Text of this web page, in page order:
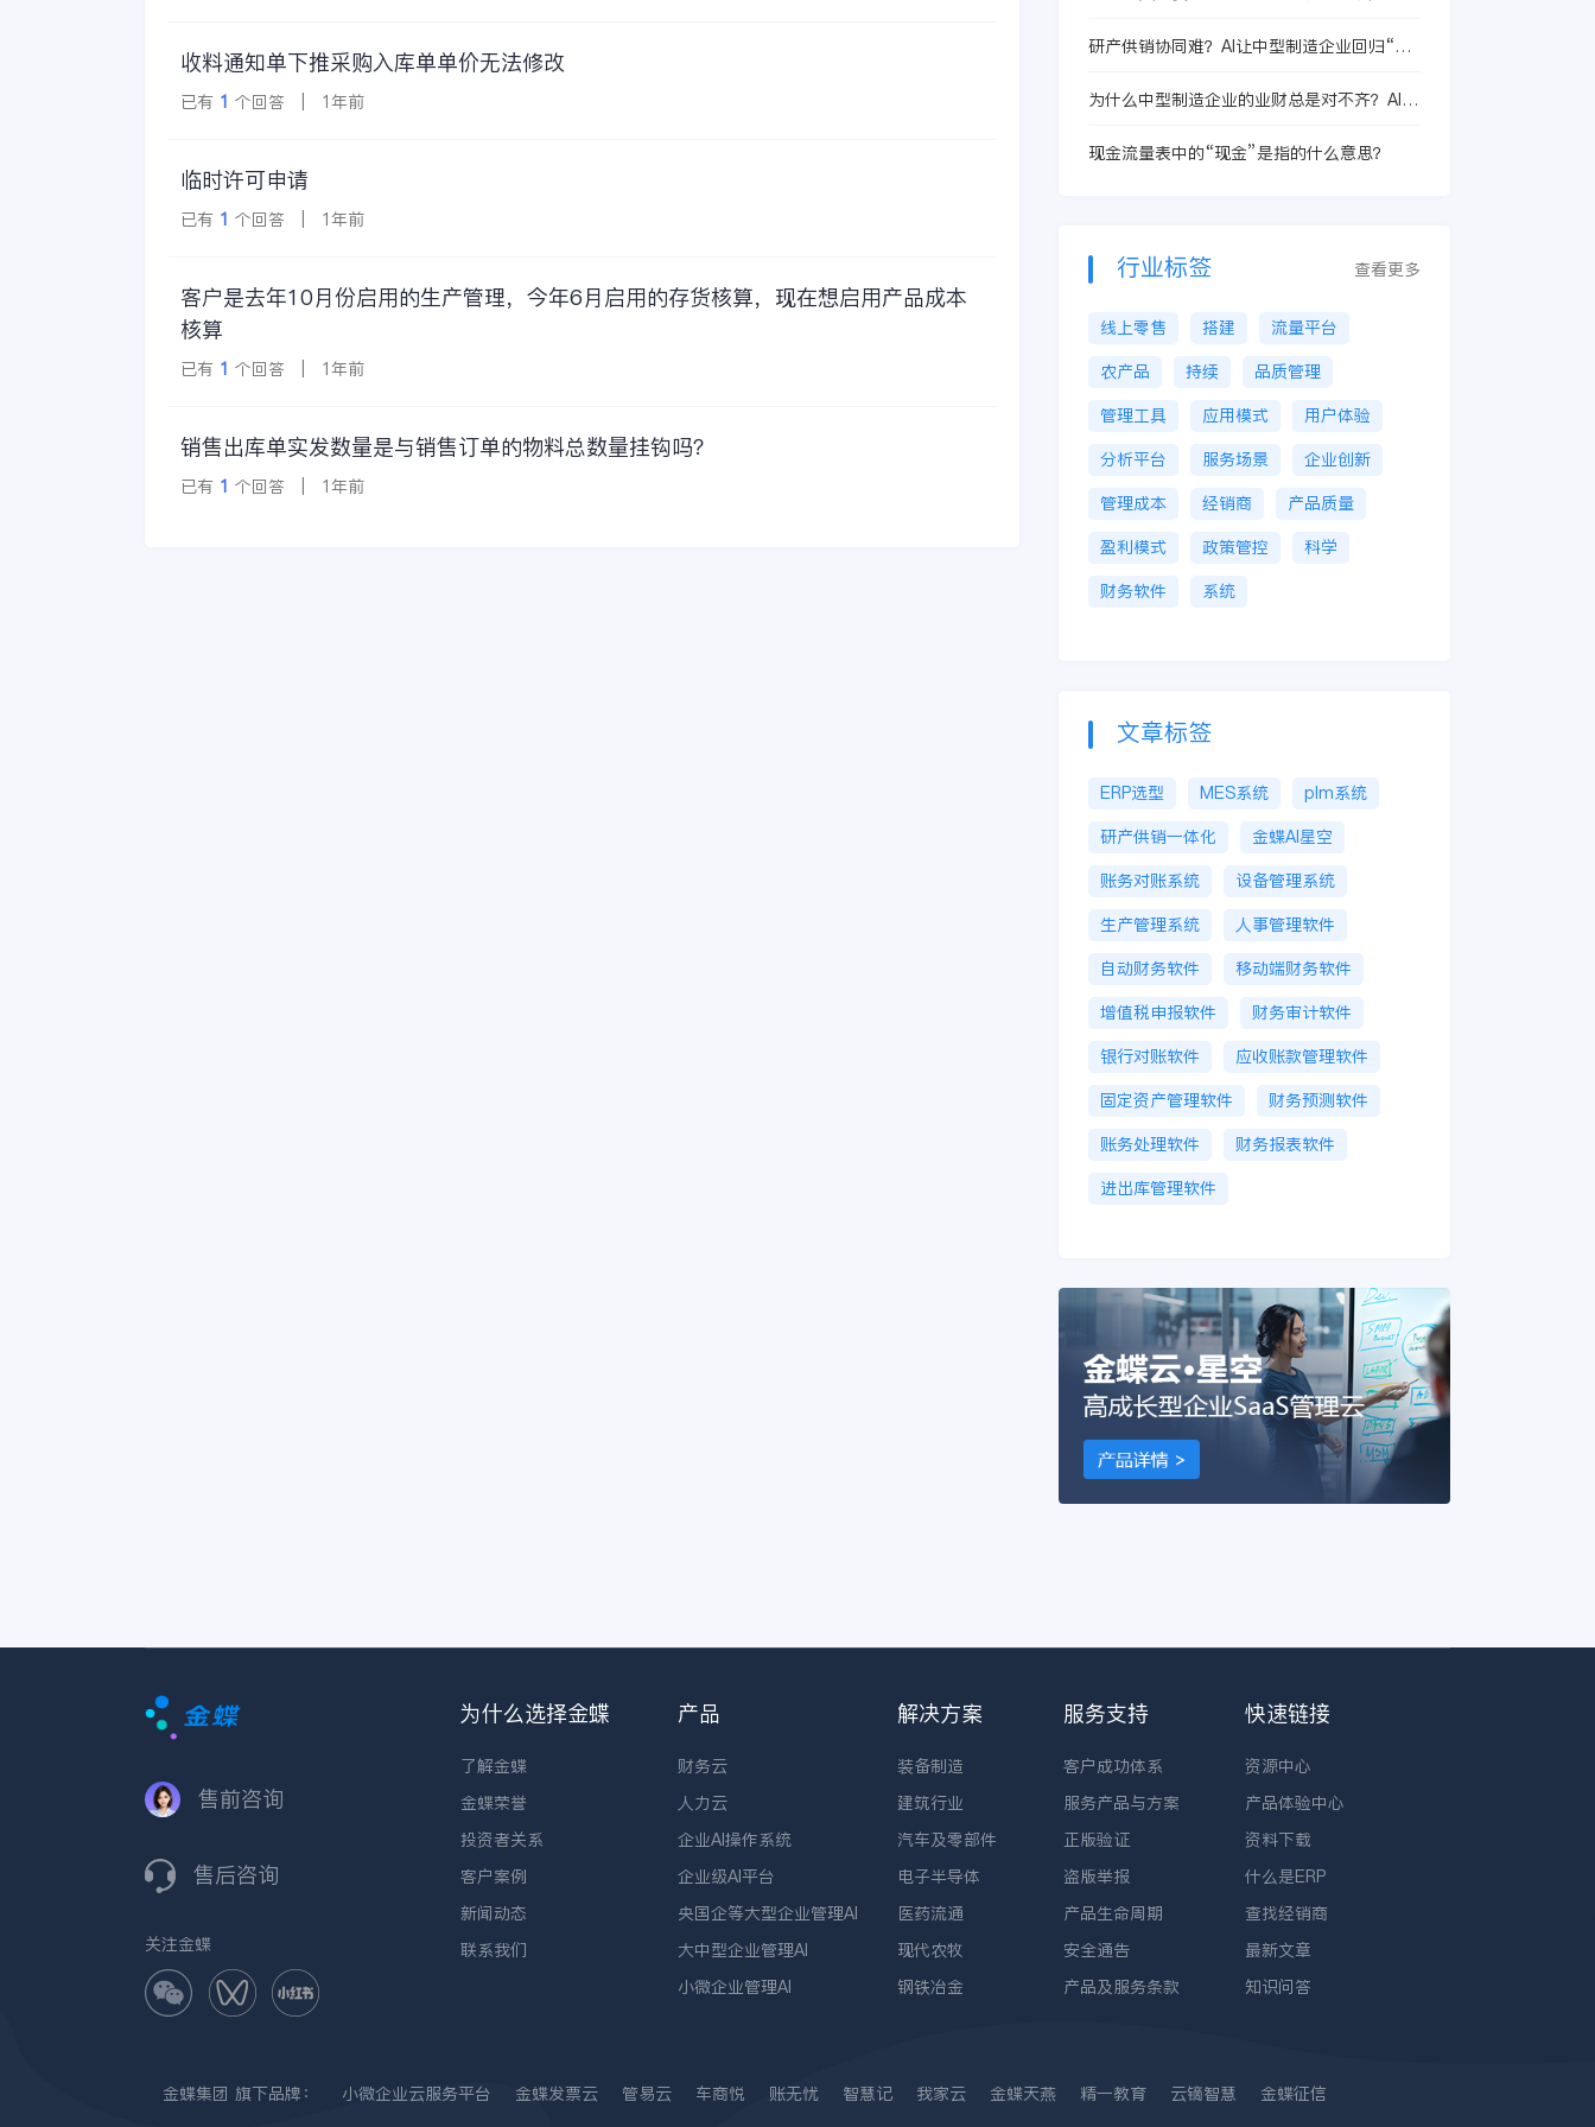
收料通知单下推采购入库单单价无法修改
已有 1 个回答 | 1年前
临时许可申请
已有 1 个回答 | 1年前
客户是去年10月份启用的生产管理，今年6月启用的存货核算，现在想启用产品成本
核算
已有 1 个回答 | 1年前
销售出库单实发数量是与销售订单的物料总数量挂钩吗？
已有 1 个回答 | 1年前
研产供销协同难？AI让中型制造企业回归“经
为什么中型制造企业的业财总是对不齐？AI辅
现金流量表中的“现金”是指的什么意思？
行业标签 查看更多
线上零售 搭建
流量平台
农产品
持续
品质管理
管理工具
应用模式
用户体验
分析平台
服务场景
企业创新
管理成本
经销商
产品质量
盈利模式
政策管控
科学
财务软件
系统
文章标签
ERP选型 MES系统
plm系统
研产供销一体化
金蝶AI星空
账务对账系统
设备管理系统
生产管理系统
人事管理软件
自动财务软件
移动端财务软件
增值税申报软件
财务审计软件
银行对账软件
应收账款管理软件
固定资产管理软件
财务预测软件
账务处理软件
财务报表软件
进出库管理软件
售前咨询
售后咨询
关注金蝶
为什么选择金蝶
了解金蝶
金蝶荣誉
投资者关系
客户案例
新闻动态
联系我们
产品
财务云
人力云
企业AI操作系统
企业级AI平台
央国企等大型企业管理AI
大中型企业管理AI
小微企业管理AI
解决方案
装备制造
建筑行业
汽车及零部件
电子半导体
医药流通
现代农牧
钢铁冶金
服务支持
客户成功体系
服务产品与方案
正版验证
盗版举报
产品生命周期
安全通告
产品及服务条款
快速链接
资源中心
产品体验中心
资料下载
什么是ERP
查找经销商
最新文章
知识问答
金蝶集团 旗下品牌： 小微企业云服务平台 金蝶发票云 管易云 车商悦 账无忧 智慧记 我家云 金蝶天燕 精一教育 云镝智慧 金蝶征信